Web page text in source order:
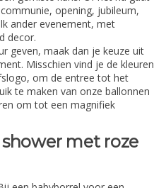
opening, jubileum,
ander evenement, met
decor.
geven, maak dan je keuze uit
Misschien vind je de kleuren
om de entree tot het
te maken van onze ballonnen
om tot een magnifiek
met roze